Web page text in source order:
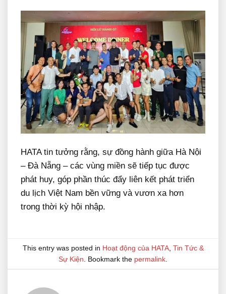
HATA tin tưởng rằng, sự đồng hành giữa Hà Nội
– Đà Nẵng – các vùng miền sẽ tiếp tục được
phát huy, góp phần thúc đẩy liên kết phát triển
du lịch Việt Nam bền vững và vươn xa hơn
trong thời kỳ hội nhập.
This entry was posted in Hoạt động của HATA, Tin Tức &
Sự Kiện . Bookmark the permalink